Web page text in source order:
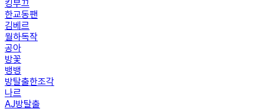
킹부끄
한교동팬
김베르
월하독작
공아
방꽃
뱅뱅
방탈출한조각
나르
AJ방탈출